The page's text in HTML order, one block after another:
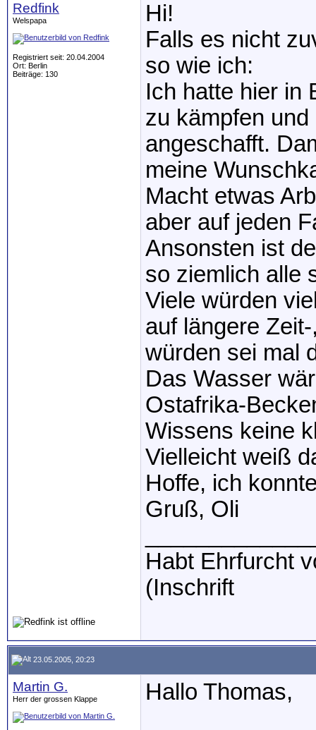
Redfink
Welspapa
Registriert seit: 20.04.2004
Ort: Berlin
Beiträge: 130
Hi!
Falls es nicht
so wie ich:
Ich hatte hier in
zu kämpfen
angeschafft.
meine
Macht etwas
aber auf jeden
Ansonsten ist
so ziemlich alle
Viele würden
auf längere
würden sei mal
Das Wasser
Ostafrika-
Wissens keine
Vielleicht weiß
Hoffe, ich
Gruß, Oli
Habt Ehrfurcht
(Inschrift
23.05.2005, 20:23
Martin G.
Herr der grossen Klappe Hallo Thomas,